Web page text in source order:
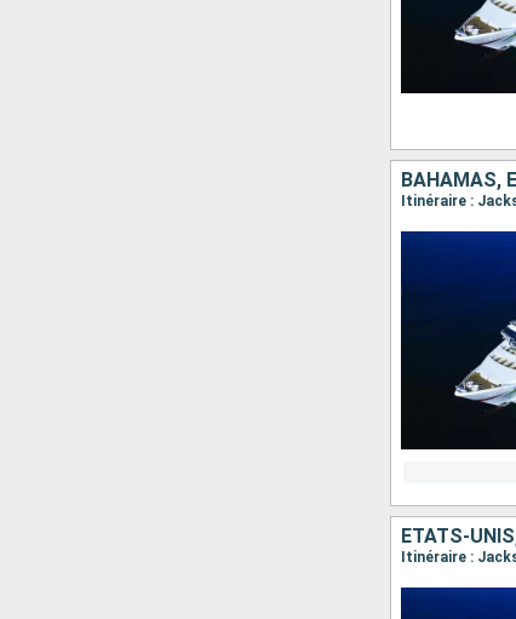
BAHAMAS,
Itinéraire :
ÉTATS-
Itinéraire :